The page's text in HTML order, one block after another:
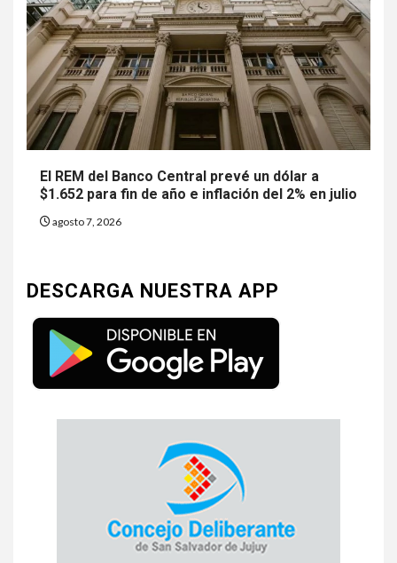
El REM del Banco Central prevé un dólar a
$1.652 para fin de año e inflación del 2% en julio
agosto 7, 2026
DESCARGA NUESTRA APP